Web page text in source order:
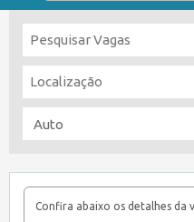
Confira abaixo os detalhes da